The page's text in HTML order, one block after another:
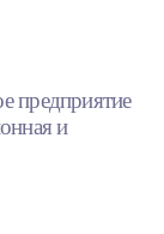
предприятие
и